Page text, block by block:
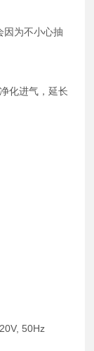
因为不小心抽
化进气，延长
50Hz